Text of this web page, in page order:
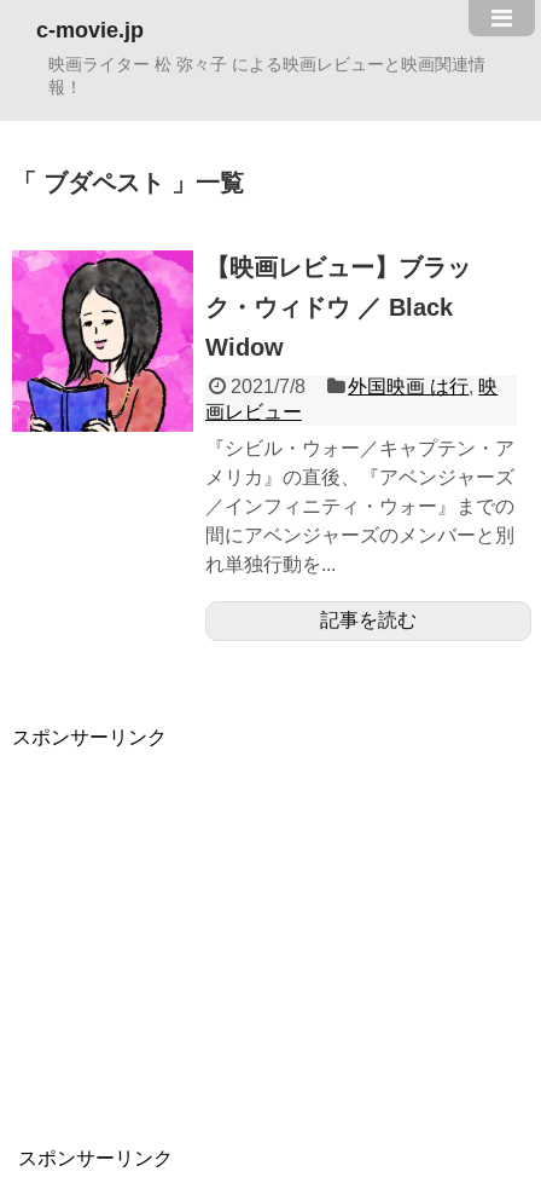
c-movie.jp
映画ライター 松 弥々子 による映画レビューと映画関連情
報！
ブダペスト 一覧
【映画レビュー】ブラッ
ク・ウィドウ ／ Black
Widow
2021/7/8 外国映画 は行, 映
画レビュー
『シビル・ウォー／キャプテン・ア
メリカ』の直後、『アベンジャーズ
／インフィニティ・ウォー』までの
間にアベンジャーズのメンバーと別
れ単独行動を...
記事を読む
スポンサーリンク
スポンサーリンク